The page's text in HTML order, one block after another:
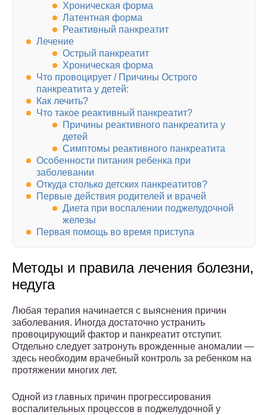
Хроническая форма
Латентная форма
Реактивный панкреатит
Лечение
Острый панкреатит
Хроническая форма
Что провоцирует / Причины Острого
панкреатита у детей:
Как лечить?
Что такое реактивный панкреатит?
Причины реактивного панкреатита у
детей
Симптомы реактивного панкреатита
Особенности питания ребенка при
заболевании
Откуда столько детских панкреатитов?
Первые действия родителей и врачей
Диета при воспалении поджелудочной
железы
Первая помощь во время приступа
Методы и правила лечения болезни,
недуга
Любая терапия начинается с выяснения причин
заболевания. Иногда достаточно устранить
провоцирующий фактор и панкреатит отступит.
Отдельно следует затронуть врожденные аномалии —
здесь необходим врачебный контроль за ребенком на
протяжении многих лет.
Одной из главных причин прогрессирования
воспалительных процессов в поджелудочной у